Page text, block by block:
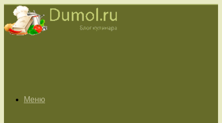
Меню